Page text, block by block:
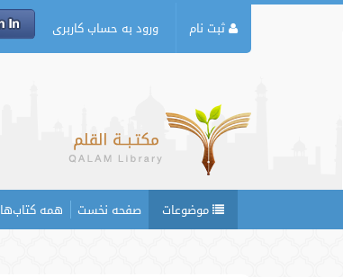
ثبت نام ورود به حساب کاربری
موضوعات صفحه نخست همه کتاب‌ها